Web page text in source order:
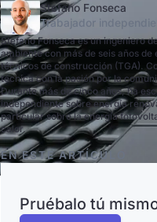
Stefano Fonseca
Trabajador
Stefano Fonseca es un ingeniero
ambiente con más de seis años
técnicos de construcción (TGA).
técnica con la pasión por la
Durante más de cinco años, ha
independiente sobre energía
particular sobre la energía
calor.
EN ESTE ARTÍCULO
Pruébalo tú